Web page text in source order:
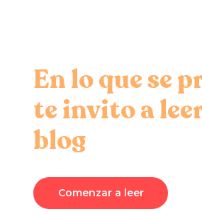
En lo que se
te invito a
blog
Comenzar a leer